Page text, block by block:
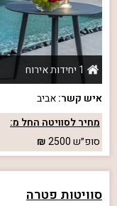
1 יחידות אירוח
איש קשר:אביב
מחיר לסוויטה החל מ:
סופ״ש2500
סוויטות פטרה